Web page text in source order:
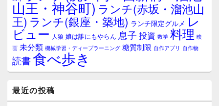
山王・神谷町) ランチ(赤坂・溜池山
王) ランチ(銀座・築地) ランチ限定グルメ レ
ビュー 人狼 娘は誰にもやらん 息子 投資 数学 料理 映
画 未分類 機械学習・ディープラーニング 糖質制限 自作アプリ 自作物
読書食べ歩き
最近の投稿